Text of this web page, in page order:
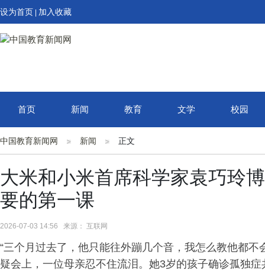
设为首页 加入收藏
首页 新闻 教育 文学 校园
中国教育新闻网 新闻 正文
大米和小米首席科学家袁巧玲
要的第一课
2026-07-03 14:56 来源： 互联网
“三个月过去了，他只能往外蹦几个音，我怎么教他都
疑会上，一位母亲忍不住流泪。她3岁的孩子确诊孤独